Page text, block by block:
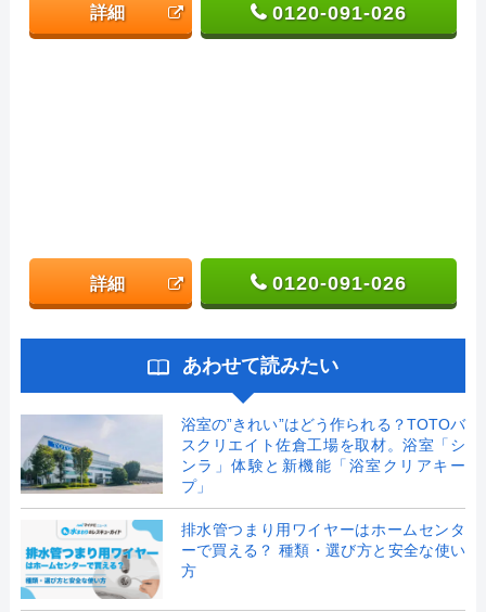
詳細 0120-091-026
詳細 0120-091-026
あわせて読みたい
浴室の”きれい”はどう作られる？TOTOバ
スクリエイト佐倉工場を取材。浴室「シ
ンラ」体験と新機能「浴室クリアキー
プ」
排水管つまり用ワイヤーはホームセンタ
ーで買える？ 種類・選び方と安全な使い
方